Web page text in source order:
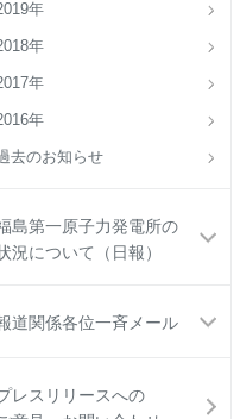
年
年
年
年
去のお知らせ
島第一原子力発電所の
況について（日報）
道関係各位一斉メール
レスリリースへの